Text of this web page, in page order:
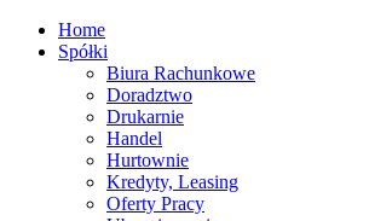
Home
Spółki
Biura Rachunkowe
Doradztwo
Drukarnie
Handel
Hurtownie
Kredyty, Leasing
Oferty Pracy